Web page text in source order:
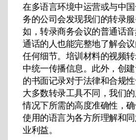
在多语言环境中运营或与中
务的公司会发现我们的转录
如，转录商务会议的普通话
通话的人也能完整地了解会
任何细节。培训材料的视频
中统一传播信息。此外，创
的书面记录对于法律和合规
大多数转录工具不同，我们
情况下所需的高度准确性，
使用的语言为各方所理解和
业利益。